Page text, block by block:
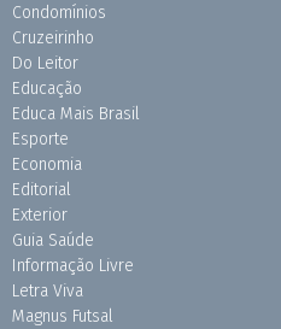
Condomínios
Cruzeirinho
Do Leitor
Educação
Educa Mais Brasil
Esporte
Economia
Editorial
Exterior
Guia Saúde
Informação Livre
Letra Viva
Magnus Futsal